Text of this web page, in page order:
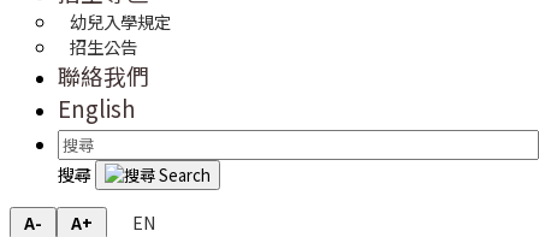
幼兒入學規定
招生公告
聯絡我們
English
搜尋
A- A+
EN